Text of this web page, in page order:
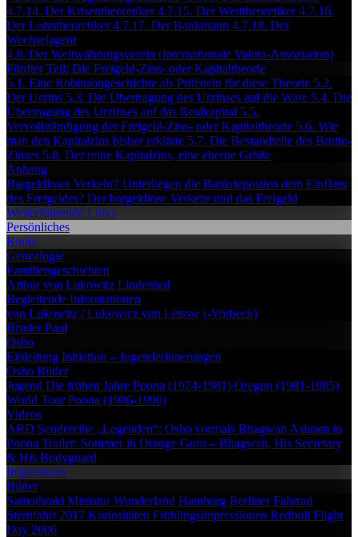
4.7.14. Der Krisentheoretiker4.7.15. Der Werttheoretiker4.7.16.
Der Lohntheoretiker4.7.17. Der Bankmann 4.7.18. Der
Wechselagent
4.8. Der Weltwährungsverein (Internationale Valuta-Assoziation)
Fünfter Teil: Die Freigeld-Zins- oder Kapitaltheorie
5.1. Eine Robinsongeschichte als Prüfstein für diese Theorie 5.2.
Der Urzins 5.3. Die Übertragung des Urzinses auf die Ware 5.4. Die
Übertragung des Urzinses auf das Realkapital 5.5.
Vervollständigung der Freigeld-Zins- oder Kapitaltheorie 5.6. Wie
man den Kapitalzins bisher erklärte 5.7. Die Bestandteile des Brutto-
Zinses 5.8. Der reine Kapitalzins, eine eherne Größe
Anhang
Bargeldloser Verkehr? Unterliegen die Bankdepositen dem Einfluss
des Freigeldes? Der bargeldlose Verkehr und das Freigeld
Weiterführende Links
Persönliches
Roots
Genealogie
Familiengeschichten
Arthur von Lukowitz Lindenhof
Begleitende Informationen
von Lukowitz / Lukowicz von Lettow (-Vorbeck)
Bruder Paul
Osho
Einleitung Initiation – Jugenderinnerungen
Osho Bilder
Jugend Die frühen Jahre Poona (1974-1981) Oregon (1981-1985)
World TourPoona (1986-1990)
Videos
ARD Sendereihe „Legenden“: Osho vormals Bhagwan Ashram in
Poona Trailer: Sommer in Orange Guru – Bhagwan, His Secretary
& His Bodyguard
Impressions
Bilder
Samothraki Miniatur Wunderland Hamburg Berliner Fahrrad
Sternfahrt 2017 Kuriositäten Frühlingsimpressionen Redbull Flight
Day 2006